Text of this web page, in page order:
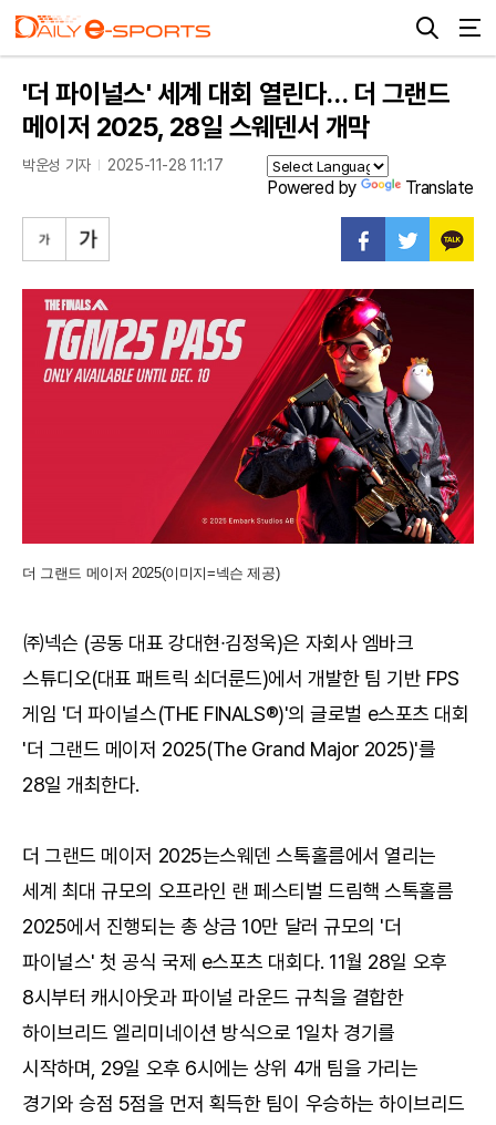
'더 파이널스' 세계 대회 열린다… 더 그랜드
메이저 2025, 28일 스웨덴서 개막
박운성 기자 2025-11-28 11:17
Powered by Translate
더 그랜드 메이저 2025(이미지=넥슨 제공)
㈜넥슨 (공동 대표 강대현∙김정욱)은 자회사 엠바크
스튜디오(대표 패트릭 쇠더룬드)에서 개발한 팀 기반 FPS
게임 '더 파이널스(THE FINALS®)'의 글로벌 e스포츠 대회
'더 그랜드 메이저 2025(The Grand Major 2025)'를
28일 개최한다.
더 그랜드 메이저 2025는스웨덴 스톡홀름에서 열리는
세계 최대 규모의 오프라인 랜 페스티벌 드림핵 스톡홀름
2025에서 진행되는 총 상금 10만 달러 규모의 '더
파이널스' 첫 공식 국제 e스포츠 대회다. 11월 28일 오후
8시부터 캐시아웃과 파이널 라운드 규칙을 결합한
하이브리드 엘리미네이션 방식으로 1일차 경기를
시작하며, 29일 오후 6시에는 상위 4개 팀을 가리는
경기와 승점 5점을 먼저 획득한 팀이 우승하는 하이브리드